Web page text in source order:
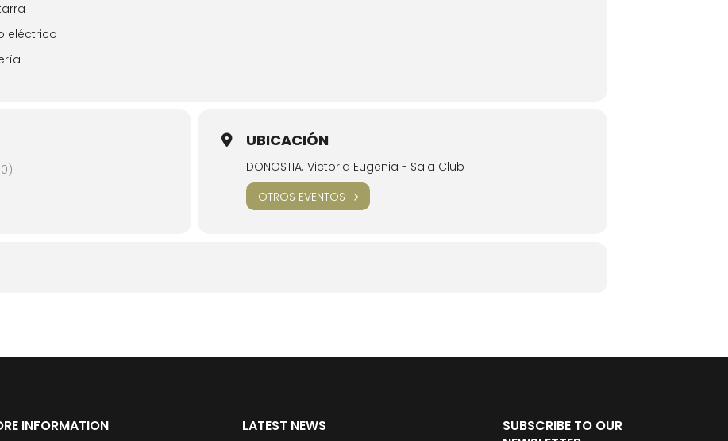
UBICACIÓN
DONOSTIA. Victoria Eugenia - Sala Club
OTROS EVENTOS
INFORMATION LATEST NEWS
SUBSCRIBE TO OUR